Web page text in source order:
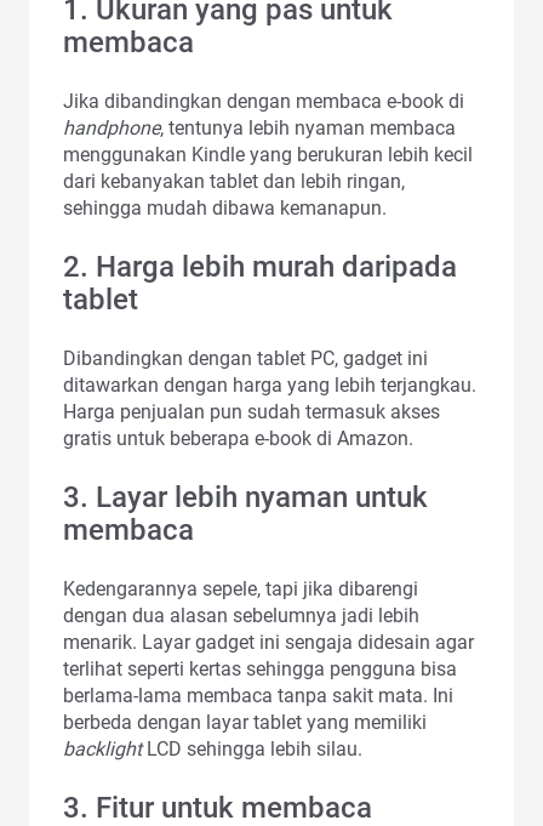
1. Ukuran yang pas untuk
membaca
Jika dibandingkan dengan membaca e-book di
handphone, tentunya lebih nyaman membaca
menggunakan Kindle yang berukuran lebih kecil
dari kebanyakan tablet dan lebih ringan,
sehingga mudah dibawa kemanapun.
2. Harga lebih murah daripada
tablet
Dibandingkan dengan tablet PC, gadget ini
ditawarkan dengan harga yang lebih terjangkau.
Harga penjualan pun sudah termasuk akses
gratis untuk beberapa e-book di Amazon.
3. Layar lebih nyaman untuk
membaca
Kedengarannya sepele, tapi jika dibarengi
dengan dua alasan sebelumnya jadi lebih
menarik. Layar gadget ini sengaja didesain agar
terlihat seperti kertas sehingga pengguna bisa
berlama-lama membaca tanpa sakit mata. Ini
berbeda dengan layar tablet yang memiliki
backlightLCD sehingga lebih silau.
3. Fitur untuk membaca